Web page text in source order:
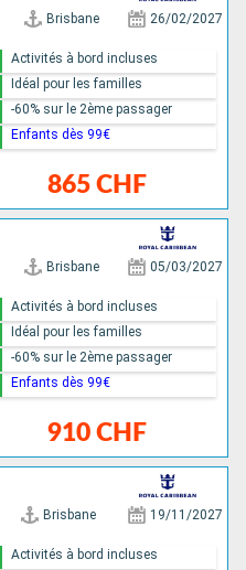
Brisbane 26/02/2027
865 CHF
Activités à bord incluses
Idéal pour les familles
-60% sur le 2ème passager
Enfants dès 99€
Brisbane 05/03/2027
910 CHF
Activités à bord incluses
Idéal pour les familles
-60% sur le 2ème passager
Enfants dès 99€
Brisbane 19/11/2027
Activités à bord incluses